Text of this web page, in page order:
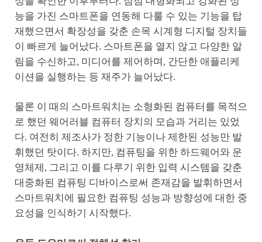
능을 가진 스마트폰을 연동해 다룰 수 있는 기능을 탑
재했으면서 확장성을 갖춘 손목 시계형 디지털 장치들
이 빠르게 늘어났다. 스마트폰을 열지 않고 다양한 알
림을 수신하고, 미디어를 제어하며, 간단한 애플리케
이션을 실행하는 등 재주가 늘어났다.
물론 이 때의 스마트워치는 소형화된 컴퓨터를 목적으
로 했던 웨어러블 컴퓨터 장치의 모습과 거리는 있었
다. 여전히 제조사가 정한 기능이나 제한된 성능만 발
휘했던 탓이다. 하지만, 컴퓨팅을 위한 하드웨어와 운
영체제, 그리고 이를 다루기 위한 입력 시스템을 갖춘
대중화된 컴퓨팅 디바이스로써 존재감을 발휘하면서
스마트워치에 필요한 컴퓨팅 성능과 방향성에 대한 중
요성을 인식하기 시작했다.